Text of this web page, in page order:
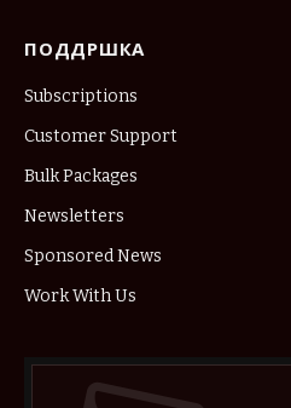
ПОДДРШКА
Subscriptions
Customer Support
Bulk Packages
Newsletters
Sponsored News
Work With Us